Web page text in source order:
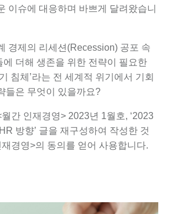
이슈에 대응하며 바쁘게 달려왔습니
경제의 리세션(Recession) 공포 속
에 더해 생존을 위한 전략이 필요한
침체’라는 전 세계적 위기에서 기회
들은 무엇이 있을까요?
간 인재경영> 2023년 1월호, ‘2023
방향’ 글을 재구성하여 작성한 것
경영>의 동의를 얻어 사용합니다.